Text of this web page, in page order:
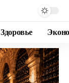
Здоровье